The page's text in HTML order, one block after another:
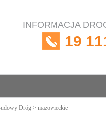
INFORMACJA
19
Dróg > mazowieckie